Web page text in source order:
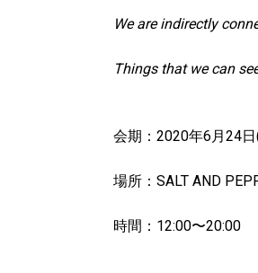
We are indirectly
Things that we can
会期： 2020年6月24日
場所： SALT AND
時間： 12:00〜20:00